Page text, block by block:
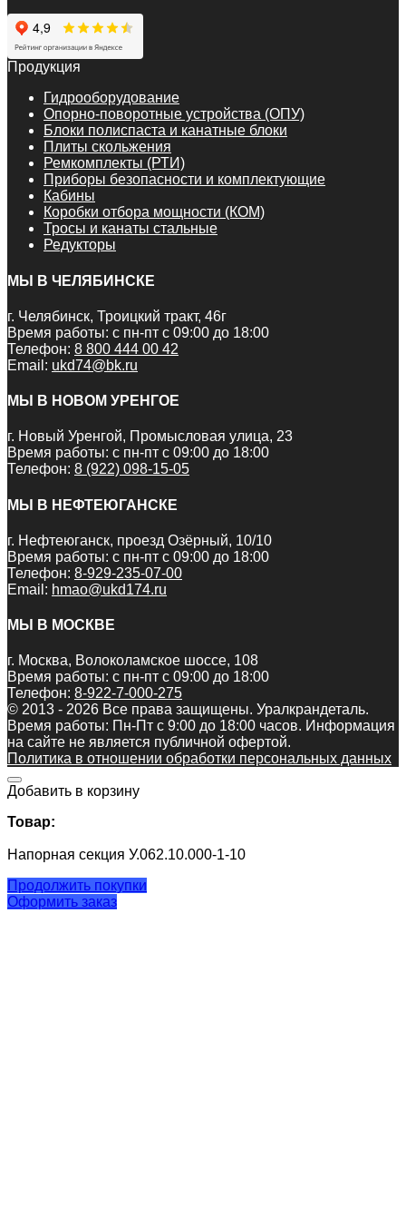
Продукция
Гидрооборудование
Опорно-поворотные устройства (ОПУ)
Блоки полиспаста и канатные блоки
Плиты скольжения
Ремкомплекты (РТИ)
Приборы безопасности и комплектующие
Кабины
Коробки отбора мощности (КОМ)
Тросы и канаты стальные
Редукторы
МЫ В ЧЕЛЯБИНСКЕ
г. Челябинск, Троицкий тракт, 46г
Время работы: с пн-пт с 09:00 до 18:00
Телефон: 8 800 444 00 42
Email: ukd74@bk.ru
МЫ В НОВОМ УРЕНГОЕ
г. Новый Уренгой, Промысловая улица, 23
Время работы: с пн-пт с 09:00 до 18:00
Телефон: 8 (922) 098-15-05
МЫ В НЕФТЕЮГАНСКЕ
г. Нефтеюганск, проезд Озёрный, 10/10
Время работы: с пн-пт с 09:00 до 18:00
Телефон: 8-929-235-07-00
Email: hmao@ukd174.ru
МЫ В МОСКВЕ
г. Москва, Волоколамское шоссе, 108
Время работы: с пн-пт с 09:00 до 18:00
Телефон: 8-922-7-000-275
© 2013 - 2026 Все права защищены. Уралкрандеталь.
Время работы: Пн-Пт c 9:00 до 18:00 часов. Информация
на сайте не является публичной офертой.
Политика в отношении обработки персональных данных
Добавить в корзину
Товар:
Напорная секция У.062.10.000-1-10
Продолжить покупки
Оформить заказ